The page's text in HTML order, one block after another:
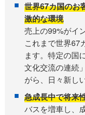
世界67カ国のお
激的な環境
売上の99%がイ
これまで世界67
ます。特定の国
文化交流の連続
がら、日々新し
急成長中で将来
バスを増車し、